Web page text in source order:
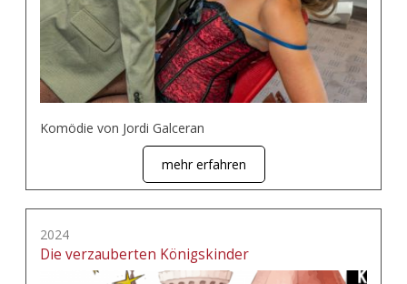
Komödie von Jordi Galceran
mehr erfahren
2024
Die verzauberten Königskinder